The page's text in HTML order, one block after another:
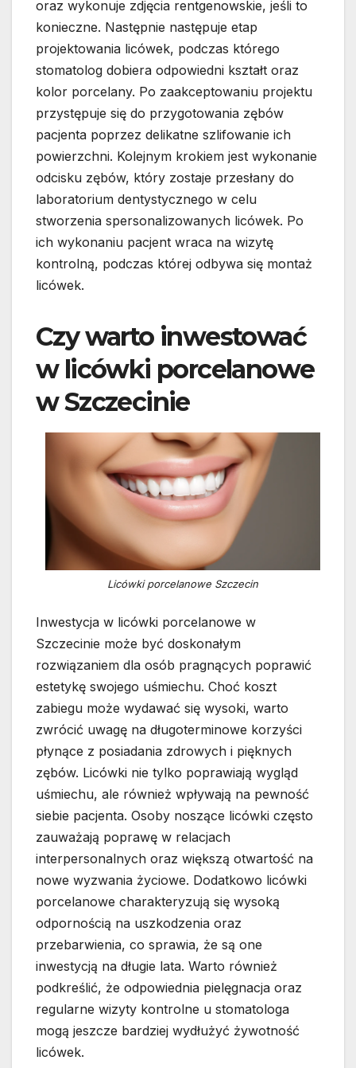
oraz wykonuje zdjęcia rentgenowskie, jeśli to
konieczne. Następnie następuje etap
projektowania licówek, podczas którego
stomatolog dobiera odpowiedni kształt oraz
kolor porcelany. Po zaakceptowaniu projektu
przystępuje się do przygotowania zębów
pacjenta poprzez delikatne szlifowanie ich
powierzchni. Kolejnym krokiem jest wykonanie
odcisku zębów, który zostaje przesłany do
laboratorium dentystycznego w celu
stworzenia spersonalizowanych licówek. Po
ich wykonaniu pacjent wraca na wizytę
kontrolną, podczas której odbywa się montaż
licówek.
Czy warto inwestować
w licówki porcelanowe
w Szczecinie
Licówki porcelanowe Szczecin
Inwestycja w licówki porcelanowe w
Szczecinie może być doskonałym
rozwiązaniem dla osób pragnących poprawić
estetykę swojego uśmiechu. Choć koszt
zabiegu może wydawać się wysoki, warto
zwrócić uwagę na długoterminowe korzyści
płynące z posiadania zdrowych i pięknych
zębów. Licówki nie tylko poprawiają wygląd
uśmiechu, ale również wpływają na pewność
siebie pacjenta. Osoby noszące licówki często
zauważają poprawę w relacjach
interpersonalnych oraz większą otwartość na
nowe wyzwania życiowe. Dodatkowo licówki
porcelanowe charakteryzują się wysoką
odpornością na uszkodzenia oraz
przebarwienia, co sprawia, że są one
inwestycją na długie lata. Warto również
podkreślić, że odpowiednia pielęgnacja oraz
regularne wizyty kontrolne u stomatologa
mogą jeszcze bardziej wydłużyć żywotność
licówek.